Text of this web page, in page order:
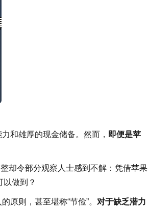
和雄厚的现金储备。然而， 即便是苹
却令部分观察人士感到不解：凭借苹果
做到？
原则，甚至堪称“节俭”。 对于缺乏潜力